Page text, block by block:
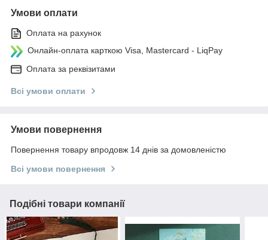
Умови оплати
Оплата на рахунок
Онлайн-оплата карткою Visa, Mastercard - LiqPay
Оплата за реквізитами
Всі умови оплати
Умови повернення
Повернення товару впродовж 14 днів за домовленістю
Всі умови повернення
Подібні товари компанії